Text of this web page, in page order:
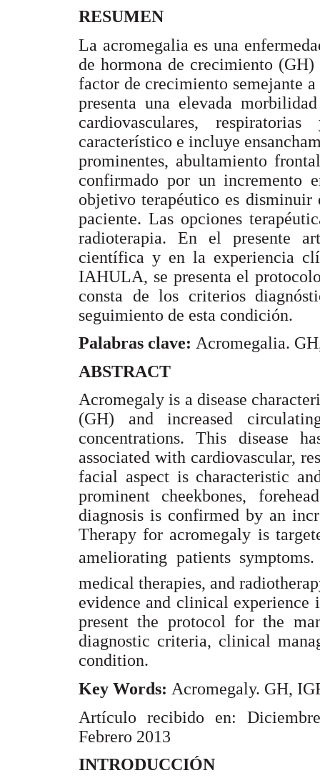
RESUMEN
La acromegalia es una
de hormona de crecimiento
factor de crecimiento semejante
presenta una elevada
cardiovasculares,
característico e incluye
prominentes, abultamiento
confirmado por un incremento
objetivo terapéutico es
paciente. Las opciones
radioterapia. En el presente
científica y en la experiencia
IAHULA, se presenta el
consta de los criterios
seguimiento de esta condición.
Palabras clave: Acromegalia.
ABSTRACT
Acromegaly is a disease
(GH) and increased
concentrations. This disease
associated with cardiovascular,
facial aspect is characteristic
prominent cheekbones,
diagnosis is confirmed by an
Therapy for acromegaly is
ameliorating patients
medical therapies, and
evidence and clinical
present the protocol for the
diagnostic criteria, clinical
condition.
Key Words: Acromegaly. GH,
Artículo recibido en:
Febrero 2013
INTRODUCCIÓN